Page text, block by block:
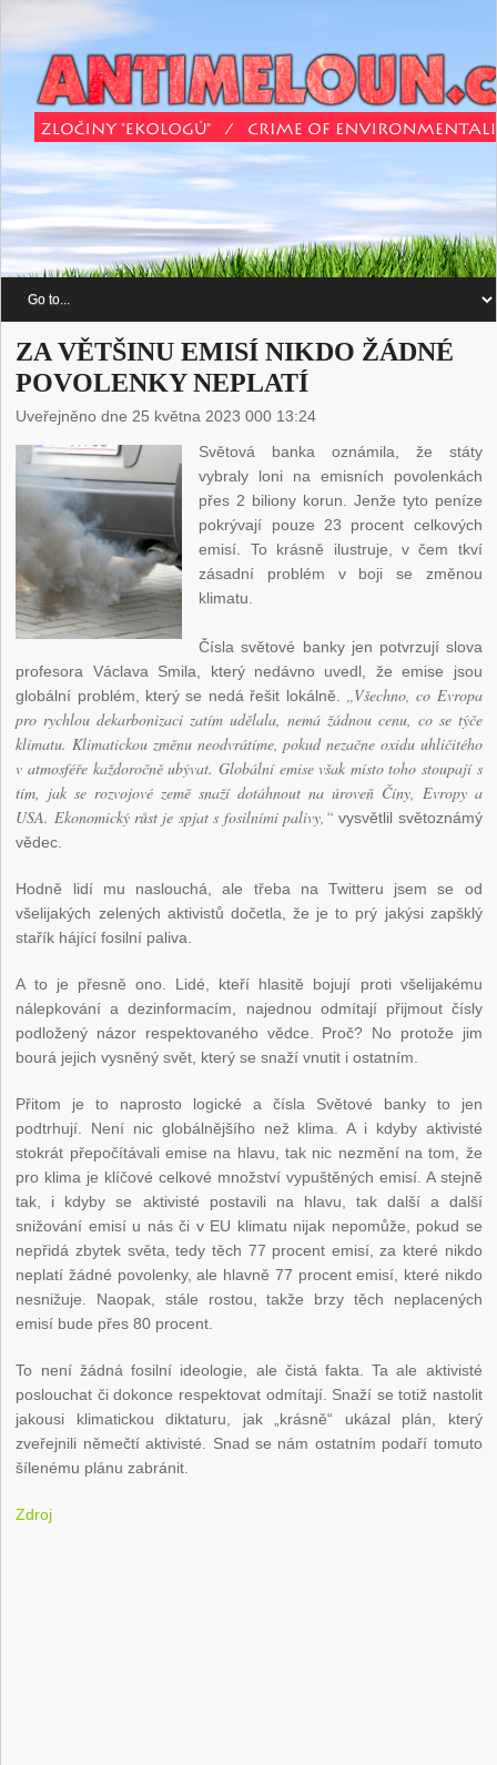
ZA VĚTŠINU EMISÍ NIKDO ŽÁDNÉ
POVOLENKY NEPLATÍ
Uveřejněno dne 25 května 2023 000 13:24
Světová banka oznámila, že státy
vybraly loni na emisních povolenkách
přes 2 biliony korun. Jenže tyto peníze
pokrývají pouze 23 procent celkových
emisí. To krásně ilustruje, v čem tkví
zásadní problém v boji se změnou
klimatu.
Čísla světové banky jen potvrzují slova
profesora Václava Smila, který nedávno uvedl, že emise jsou
globální problém, který se nedá řešit lokálně. „Všechno, co Evropa
pro rychlou dekarbonizaci zatím udělala, nemá žádnou cenu, co se týče
klimatu. Klimatickou změnu neodvrátíme, pokud nezačne oxidu uhličitého
v atmosféře každoročně ubývat. Globální emise však místo toho stoupají s
tím, jak se rozvojové země snaží dotáhnout na úroveň Číny, Evropy a
USA. Ekonomický růst je spjat s fosilními palivy,“ vysvětlil světoznámý
vědec.
Hodně lidí mu naslouchá, ale třeba na Twitteru jsem se od
všelijakých zelených aktivistů dočetla, že je to prý jakýsi zapšklý
stařík hájící fosilní paliva.
A to je přesně ono. Lidé, kteří hlasitě bojují proti všelijakému
nálepkování a dezinformacím, najednou odmítají přijmout čísly
podložený názor respektovaného vědce. Proč? No protože jim
bourá jejich vysněný svět, který se snaží vnutit i ostatním.
Přitom je to naprosto logické a čísla Světové banky to jen
podtrhují. Není nic globálnějšího než klima. A i kdyby aktivisté
stokrát přepočítávali emise na hlavu, tak nic nezmění na tom, že
pro klima je klíčové celkové množství vypuštěných emisí. A stejně
tak, i kdyby se aktivisté postavili na hlavu, tak další a další
snižování emisí u nás či v EU klimatu nijak nepomůže, pokud se
nepřidá zbytek světa, tedy těch 77 procent emisí, za které nikdo
neplatí žádné povolenky, ale hlavně 77 procent emisí, které nikdo
nesnižuje. Naopak, stále rostou, takže brzy těch neplacených
emisí bude přes 80 procent.
To není žádná fosilní ideologie, ale čistá fakta. Ta ale aktivisté
poslouchat či dokonce respektovat odmítají. Snaží se totiž nastolit
jakousi klimatickou diktaturu, jak „krásně“ ukázal plán, který
zveřejnili němečtí aktivisté. Snad se nám ostatním podaří tomuto
šílenému plánu zabránit.
Zdroj